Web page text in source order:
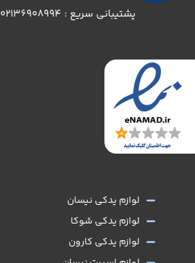
پشتیبانی سریع : 02136908994
لوازم یدکی نیسان
لوازم یدکی شوکا
لوازم یدکی کارون